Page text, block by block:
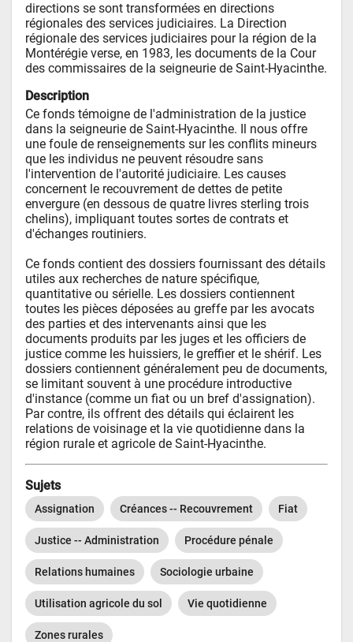
directions se sont transformées en directions
régionales des services judiciaires. La Direction
régionale des services judiciaires pour la région de la
Montérégie verse, en 1983, les documents de la Cour
des commissaires de la seigneurie de Saint-Hyacinthe.
Description
Ce fonds témoigne de l'administration de la justice
dans la seigneurie de Saint-Hyacinthe. Il nous offre
une foule de renseignements sur les conflits mineurs
que les individus ne peuvent résoudre sans
l'intervention de l'autorité judiciaire. Les causes
concernent le recouvrement de dettes de petite
envergure (en dessous de quatre livres sterling trois
chelins), impliquant toutes sortes de contrats et
d'échanges routiniers.
Ce fonds contient des dossiers fournissant des détails
utiles aux recherches de nature spécifique,
quantitative ou sérielle. Les dossiers contiennent
toutes les pièces déposées au greffe par les avocats
des parties et des intervenants ainsi que les
documents produits par les juges et les officiers de
justice comme les huissiers, le greffier et le shérif. Les
dossiers contiennent généralement peu de documents,
se limitant souvent à une procédure introductive
d'instance (comme un fiat ou un bref d'assignation).
Par contre, ils offrent des détails qui éclairent les
relations de voisinage et la vie quotidienne dans la
région rurale et agricole de Saint-Hyacinthe.
Sujets
Assignation Créances -- Recouvrement Fiat
Justice -- Administration Procédure pénale
Relations humaines Sociologie urbaine
Utilisation agricole du sol Vie quotidienne
Zones rurales